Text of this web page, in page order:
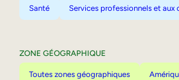
Santé Services professionnels et aux
ZONE GÉOGRAPHIQUE
Toutes zones géographiques